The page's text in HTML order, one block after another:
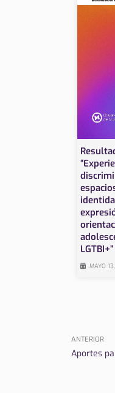
LGTBI+”
MAYO
ANTERIOR
Aportes